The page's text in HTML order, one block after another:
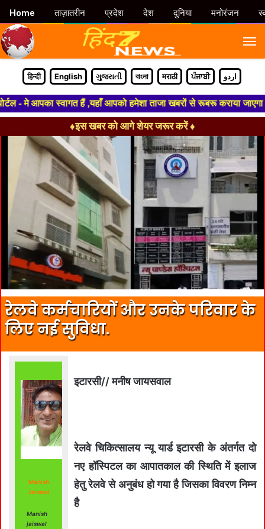
हिन्दी English ગુજરાતી বাংলা मराठी ਪੰਜਾਬੀ اردو
मे आपका स्वागत हैं ,यहाँ आपको हमेशा ताजा खबरों से रूबरू कराया जाएगा ,
♦इस खबर को आगे शेयर जरूर करें ♦
रेलवे कर्मचारियों और उनके परिवार के
लिए नई सुविधा.
Manish
Jaiswal
Manish
jaiswal
इटारसी// मनीष जायसवाल
रेलवे चिकित्सालय न्यू यार्ड इटारसी के अंतर्गत दो
नए हॉस्पिटल का आपातकाल की स्थिति में इलाज
हेतु रेलवे से अनुबंध हो गया है जिसका विवरण निम्न
है
Home ताज़ातरीन प्रदेश देश दुनिया मनोरंजन